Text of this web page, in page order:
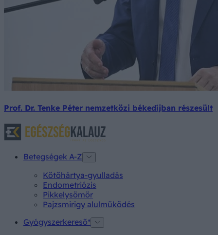
Prof. Dr. Tenke Péter nemzetközi békedíjban részesült
Betegségek A-Z
Kötőhártya-gyulladás
Endometriózis
Pikkelysömör
Pajzsmirigy alulműködés
Gyógyszerkereső*